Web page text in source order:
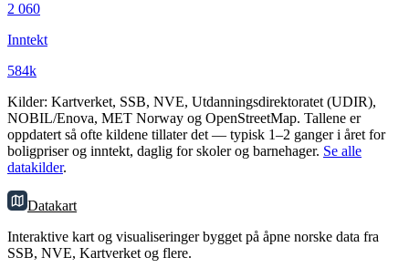
2 060
Inntekt
584k
Kilder: Kartverket, SSB, NVE, Utdanningsdirektoratet (UDIR),
NOBIL/Enova, MET Norway og OpenStreetMap. Tallene er
oppdatert så ofte kildene tillater det — typisk 1–2 ganger i året for
boligpriser og inntekt, daglig for skoler og barnehager. Se alle
datakilder.
Datakart
Interaktive kart og visualiseringer bygget på åpne norske data fra
SSB, NVE, Kartverket og flere.